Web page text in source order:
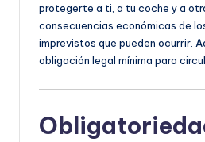
protegerte a ti, a tu coche y a
consecuencias económicas de
imprevistos que pueden ocurrir.
obligación legal mínima para